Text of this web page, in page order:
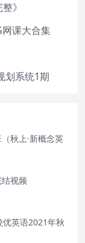
》
课大合集
划系统1期
秋上·新概念英
视频
英语2021年秋